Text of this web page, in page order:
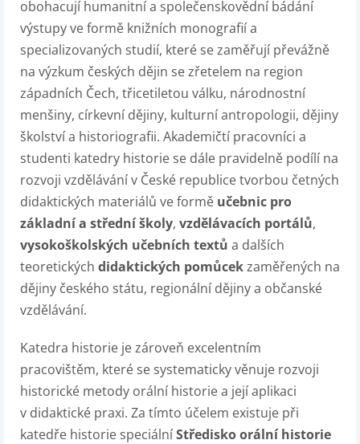
obohacují humanitní a společenskovědní bádání
výstupy ve formě knižních monografií a
specializovaných studií, které se zaměřují převážně
na výzkum českých dějin se zřetelem na region
západních Čech, třicetiletou válku, národnostní
menšiny, církevní dějiny, kulturní antropologii, dějiny
školství a historiografii. Akademičtí pracovníci a
studenti katedry historie se dále pravidelně podílí na
rozvoji vzdělávání v České republice tvorbou četných
didaktických materiálů ve formě učebnic pro
základní a střední školy, vzdělávacích portálů,
vysokoškolských učebních textů a dalších
teoretických didaktických pomůcekzaměřených na
dějiny českého státu, regionální dějiny a občanské
vzdělávání.
Katedra historie je zároveň excelentním
pracovištěm, které se systematicky věnuje rozvoji
historické metody orální historiea její aplikaci
v didaktické praxi. Za tímto účelem existuje při
katedře historie speciálníStředisko orální historie